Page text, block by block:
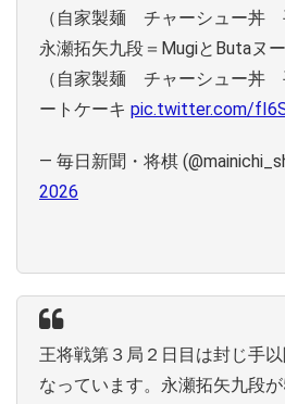
（自家製麺 チャーシュー丼
永瀬拓矢九段＝MugiとButaヌ
（自家製麺 チャーシュー丼
ートケーキ pic.twitter.com/
— 毎日新聞・将棋
2026
王将戦第３局２日目は封じ手
なっています。永瀬拓矢九段